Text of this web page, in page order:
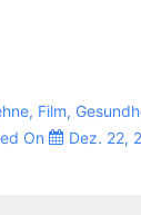
, Film,
On Dez. 22,